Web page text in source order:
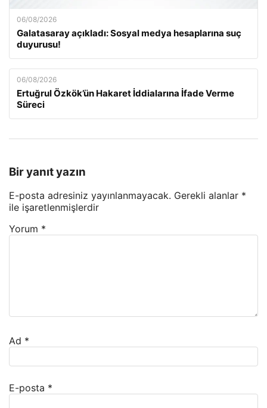
06/08/2026
Galatasaray açıkladı: Sosyal medya hesaplarına suç
duyurusu!
06/08/2026
Ertuğrul Özkök’ün Hakaret İddialarına İfade Verme
Süreci
Bir yanıt yazın
E-posta adresiniz yayınlanmayacak. Gerekli alanlar *
ile işaretlenmişlerdir
Yorum *
Ad *
E-posta *